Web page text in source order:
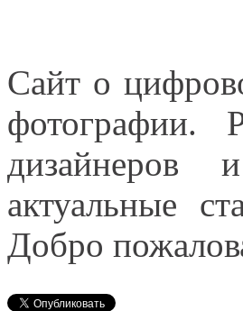
Сайт о
фотографии.
дизайнеров
актуальные
Добро